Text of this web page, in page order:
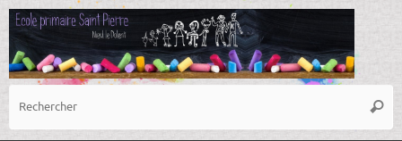
Passer
contenu
: